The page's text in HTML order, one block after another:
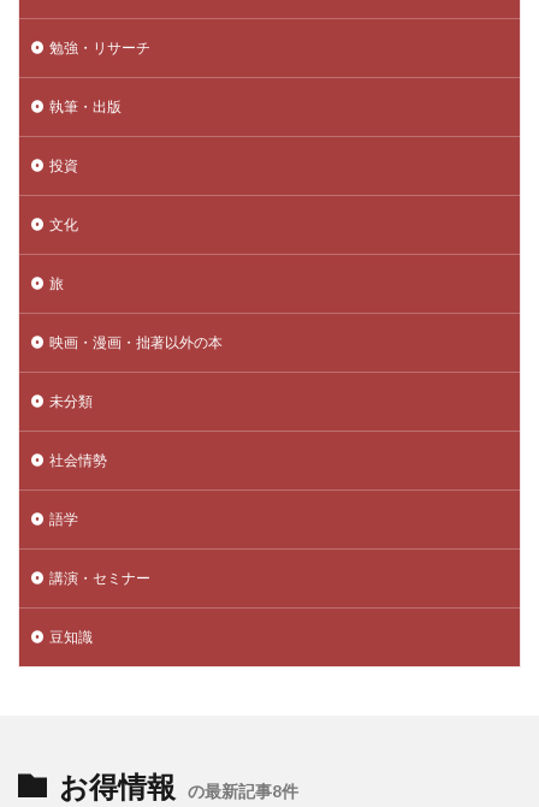
勉強・リサーチ
執筆・出版
投資
文化
旅
映画・漫画・拙著以外の本
未分類
社会情勢
語学
講演・セミナー
豆知識
お得情報 の最新記事8件